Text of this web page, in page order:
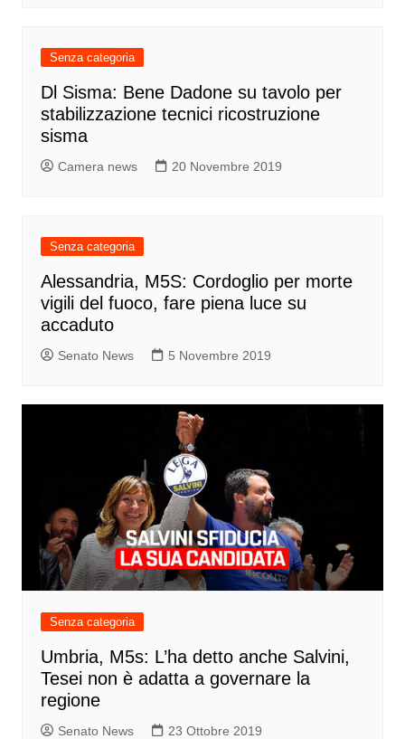
Senza categoria
Dl Sisma: Bene Dadone su tavolo per
stabilizzazione tecnici ricostruzione
sisma
Camera news 20 Novembre 2019
Senza categoria
Alessandria, M5S: Cordoglio per morte
vigili del fuoco, fare piena luce su
accaduto
Senato News 5 Novembre 2019
Senza categoria
Umbria, M5s: L’ha detto anche Salvini,
Tesei non è adatta a governare la
regione
Senato News 23 Ottobre 2019